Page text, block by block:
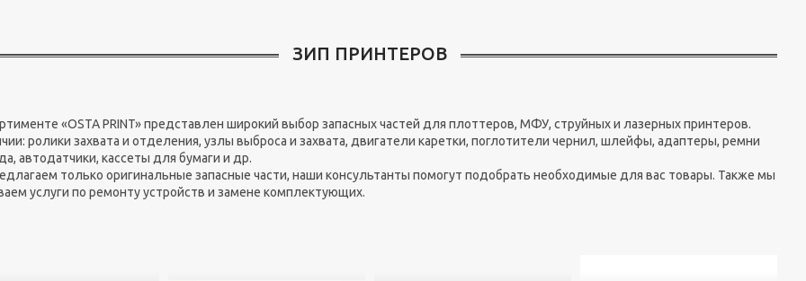
ЗИП ПРИНТЕРОВ
«OSTA PRINT» представлен широкий выбор запасных частей для плоттеров, МФУ, струйных и лазерных принтеров.
ролики захвата и отделения, узлы выброса и захвата, двигатели каретки, поглотители чернил, шлейфы, адаптеры, ремни
автодатчики, кассеты для бумаги и др.
только оригинальные запасные части, наши консультанты помогут подобрать необходимые для вас товары. Также мы
услуги по ремонту устройств и замене комплектующих.